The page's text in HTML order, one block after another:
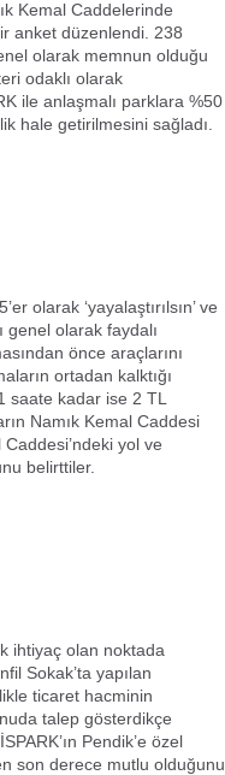
Kemal Caddelerinde
anket düzenlendi. 238
olarak memnun olduğu
odaklı olarak
ile anlaşmalı parklara %50
hale getirilmesini sağladı.
olarak ‘yayalaştırılsın’ ve
genel olarak faydalı
önce araçlarını
ortadan kalktığı
saate kadar ise 2 TL
Namık Kemal Caddesi
yol ve
belirttiler.
ihtiyaç olan noktada
Sokak’ta yapılan
ticaret hacminin
talep gösterdikçe
Pendik’e özel
son derece mutlu olduğunu